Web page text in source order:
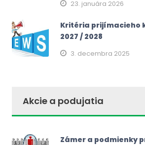
23. januára 2026
Kritéria prijímacieho
2027 / 2028
3. decembra 2025
Akcie a podujatia
Zámer a podmienky